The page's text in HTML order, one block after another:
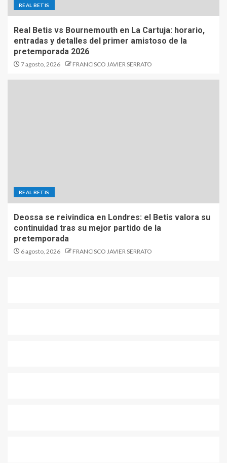
REAL BETIS
Real Betis vs Bournemouth en La Cartuja: horario,
entradas y detalles del primer amistoso de la
pretemporada 2026
7 agosto, 2026 FRANCISCO JAVIER SERRATO
REAL BETIS
Deossa se reivindica en Londres: el Betis valora su
continuidad tras su mejor partido de la
pretemporada
6 agosto, 2026 FRANCISCO JAVIER SERRATO